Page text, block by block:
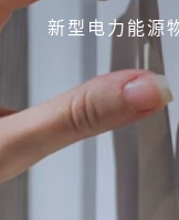
新型电力能源